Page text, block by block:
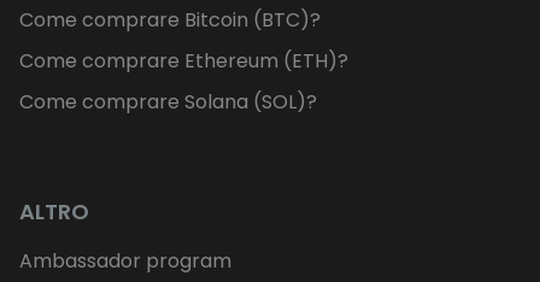
Come comprare Bitcoin (BTC)?
Come comprare Ethereum (ETH)?
Come comprare Solana (SOL)?
ALTRO
Ambassador program